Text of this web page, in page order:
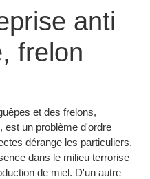
anti
frelon
et des frelons,
est un problème d'ordre
dérange les particuliers,
dans le milieu terrorise
de miel. D'un autre